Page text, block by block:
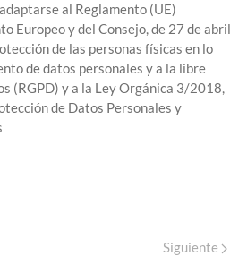
al Reglamento (UE)
Europeo y del Consejo, de 27 de abril
de las personas físicas en lo
de datos personales y a la libre
(RGPD) y a la Ley Orgánica 3/2018,
de Datos Personales y
Siguiente